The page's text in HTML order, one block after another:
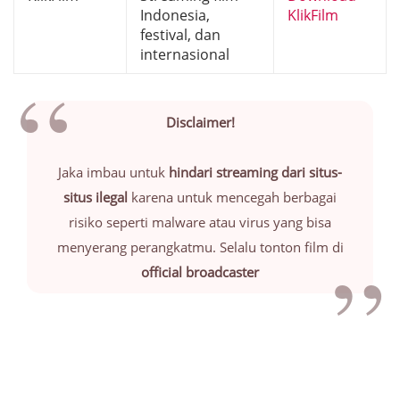
Indonesia,
festival, dan
internasional
KlikFilm
Disclaimer!
Jaka imbau untuk hindari streaming dari situs-
situs ilegal karena untuk mencegah berbagai
risiko seperti malware atau virus yang bisa
menyerang perangkatmu. Selalu tonton film di
official broadcaster